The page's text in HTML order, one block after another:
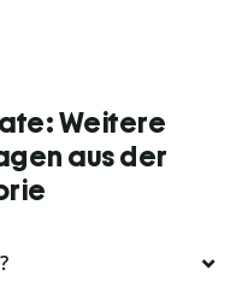
Weitere
aus der